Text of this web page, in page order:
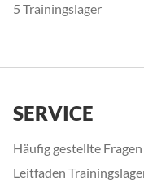
5 Trainingslager
SERVICE
Häufig gestellte Fragen
Leitfaden